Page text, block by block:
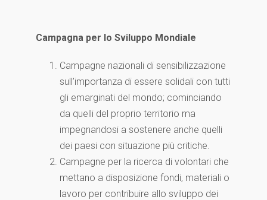
Campagna per lo Sviluppo Mondiale
Campagne nazionali di sensibilizzazione
sull’importanza di essere solidali con tutti
gli emarginati del mondo; cominciando
da quelli del proprio territorio ma
impegnandosi a sostenere anche quelli
dei paesi con situazione più critiche.
Campagne per la ricerca di volontari che
mettano a disposizione fondi, materiali o
lavoro per contribuire allo sviluppo dei